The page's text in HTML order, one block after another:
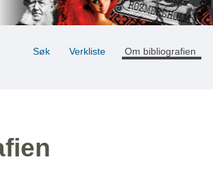
Søk Verkliste Om bibliografien